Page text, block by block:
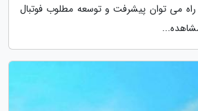
می توان پیشرفت و توسعه مطلوب فوتبال